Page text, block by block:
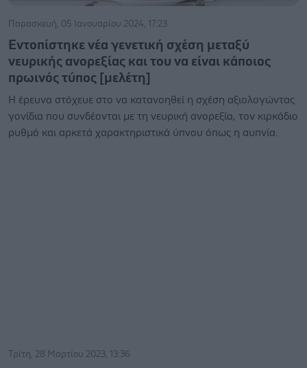
Παρασκευή, 05 Ιανουαρίου 2024, 17:23
Εντοπίστηκε νέα γενετική σχέση μεταξύ
νευρικής ανορεξίας και του να είναι κάποιος
πρωινός τύπος [μελέτη]
Η έρευνα στόχευε στο να κατανοηθεί η σχέση αξιολογώντας
γονίδια που συνδέονται με τη νευρική ανορεξία, τον κιρκάδιο
ρυθμό και αρκετά χαρακτηριστικά ύπνου όπως η αυπνία.
Τρίτη, 28 Μαρτίου 2023, 13:36